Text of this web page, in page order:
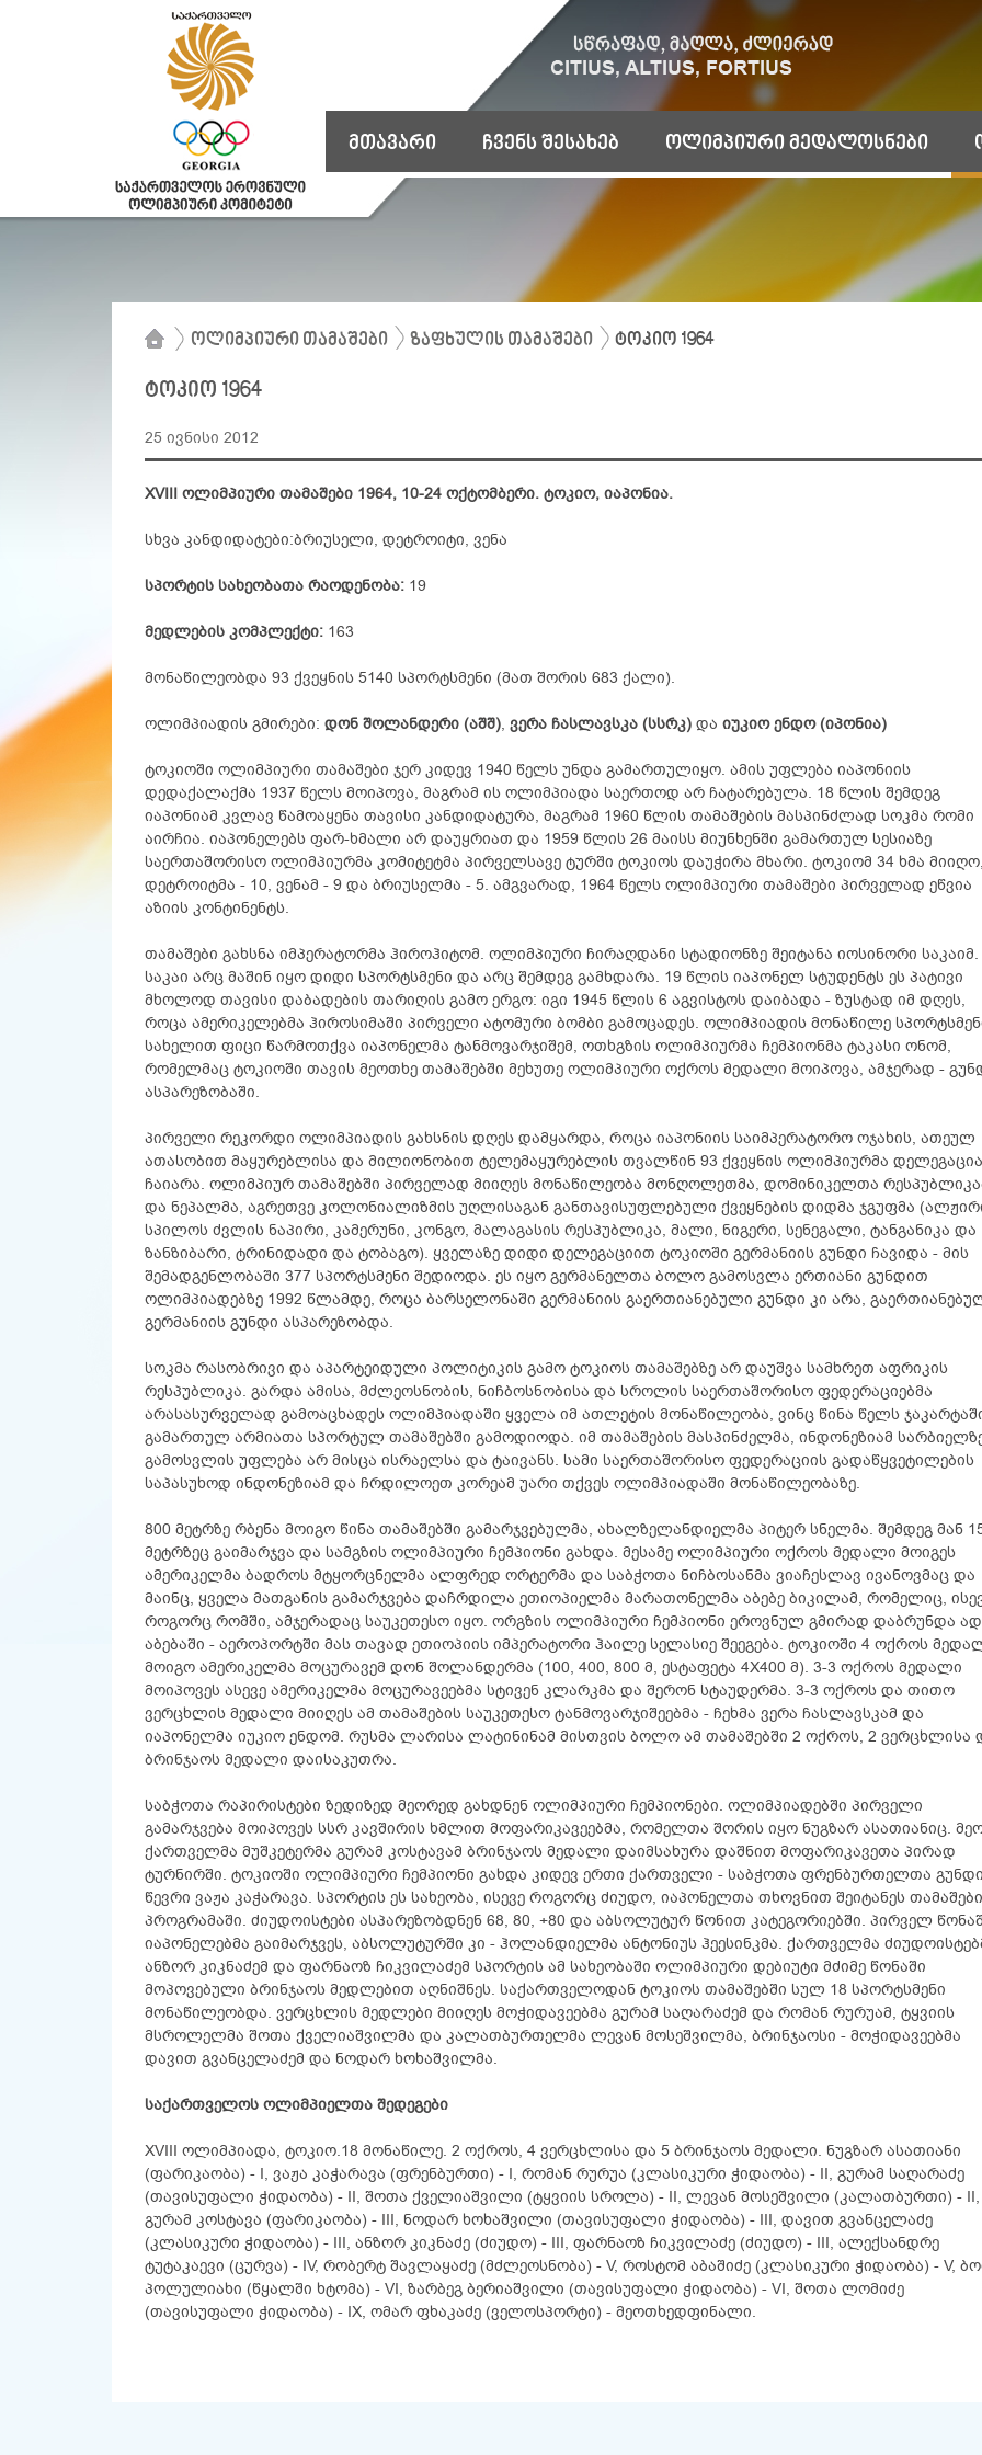
მთავარი ჩვენს შესახებ ოლიმპიური მედალოსნები
ოლიმპიური თამაშები ზაფხულის თამაშები ტოკიო 1964
ტოკიო 1964
25 ივნისი 2012
XVIII ოლიმპიური თამაშები 1964, 10-24 ოქტომბერი. ტოკიო, იაპონია.
სხვა კანდიდატები:ბრიუსელი, დეტროიტი, ვენა
სპორტის სახეობათა რაოდენობა: 19
მედლების კომპლექტი: 163
მონაწილეობდა 93 ქვეყნის 5140 სპორტსმენი (მათ შორის 683 ქალი).
ოლიმპიადის გმირები: დონ შოლანდერი (აშშ), ვერა ჩასლავსკა (სსრკ) და იუკიო ენდო (იპონია)
ტოკიოში ოლიმპიური თამაშები ჯერ კიდევ 1940 წელს უნდა გამართულიყო. ამის უფლება იაპონიის
დედაქალაქმა 1937 წელს მოიპოვა, მაგრამ ის ოლიმპიადა საერთოდ არ ჩატარებულა. 18 წლის შემდეგ
იაპონიამ კვლავ წამოაყენა თავისი კანდიდატურა, მაგრამ 1960 წლის თამაშების მასპინძლად სოკმა რომი
აირჩია. იაპონელებს ფარ-ხმალი არ დაუყრიათ და 1959 წლის 26 მაისს მიუნხენში გამართულ სესიაზე
საერთაშორისო ოლიმპიურმა კომიტეტმა პირველსავე ტურში ტოკიოს დაუჭირა მხარი. ტოკიომ 34 ხმა
დეტროიტმა - 10, ვენამ - 9 და ბრიუსელმა - 5. ამგვარად, 1964 წელს ოლიმპიური თამაშები პირველად ეწვია
აზიის კონტინენტს.
თამაშები გახსნა იმპერატორმა ჰიროჰიტომ. ოლიმპიური ჩირაღდანი სტადიონზე შეიტანა იოსინორი საკაიმ.
საკაი არც მაშინ იყო დიდი სპორტსმენი და არც შემდეგ გამხდარა. 19 წლის იაპონელ სტუდენტს ეს პატივი
მხოლოდ თავისი დაბადების თარიღის გამო ერგო: იგი 1945 წლის 6 აგვისტოს დაიბადა - ზუსტად იმ დღეს,
როცა ამერიკელებმა ჰიროსიმაში პირველი ატომური ბომბი გამოცადეს. ოლიმპიადის მონაწილე
სახელით ფიცი წარმოთქვა იაპონელმა ტანმოვარჯიშემ, ოთხგზის ოლიმპიურმა ჩემპიონმა ტაკასი ონომ,
რომელმაც ტოკიოში თავის მეოთხე თამაშებში მეხუთე ოლიმპიური ოქროს მედალი მოიპოვა, ამჯერად -
ასპარეზობაში.
პირველი რეკორდი ოლიმპიადის გახსნის დღეს დამყარდა, როცა იაპონიის საიმპერატორო ოჯახის, ათეულ
ათასობით მაყურებლისა და მილიონობით ტელემაყურებლის თვალწინ 93 ქვეყნის ოლიმპიურმა
ჩაიარა. ოლიმპიურ თამაშებში პირველად მიიღეს მონაწილეობა მონღოლეთმა, დომინიკელთა
და ნეპალმა, აგრეთვე კოლონიალიზმის უღლისაგან განთავისუფლებული ქვეყნების დიდმა ჯგუფმა
სპილოს ძვლის ნაპირი, კამერუნი, კონგო, მალაგასის რესპუბლიკა, მალი, ნიგერი, სენეგალი, ტანგანიკა და
ზანზიბარი, ტრინიდადი და ტობაგო). ყველაზე დიდი დელეგაციით ტოკიოში გერმანიის გუნდი ჩავიდა - მის
შემადგენლობაში 377 სპორტსმენი შედიოდა. ეს იყო გერმანელთა ბოლო გამოსვლა ერთიანი გუნდით
ოლიმპიადებზე 1992 წლამდე, როცა ბარსელონაში გერმანიის გაერთიანებული გუნდი კი არა,
გერმანიის გუნდი ასპარეზობდა.
სოკმა რასობრივი და აპარტეიდული პოლიტიკის გამო ტოკიოს თამაშებზე არ დაუშვა სამხრეთ აფრიკის
რესპუბლიკა. გარდა ამისა, მძლეოსნობის, ნიჩბოსნობისა და სროლის საერთაშორისო ფედერაციებმა
არასასურველად გამოაცხადეს ოლიმპიადაში ყველა იმ ათლეტის მონაწილეობა, ვინც წინა წელს
გამართულ არმიათა სპორტულ თამაშებში გამოდიოდა. იმ თამაშების მასპინძელმა, ინდონეზიამ
გამოსვლის უფლება არ მისცა ისრაელსა და ტაივანს. სამი საერთაშორისო ფედერაციის გადაწყვეტილების
საპასუხოდ ინდონეზიამ და ჩრდილოეთ კორეამ უარი თქვეს ოლიმპიადაში მონაწილეობაზე.
800 მეტრზე რბენა მოიგო წინა თამაშებში გამარჯვებულმა, ახალზელანდიელმა პიტერ სნელმა. შემდეგ მან
მეტრზეც გაიმარჯვა და სამგზის ოლიმპიური ჩემპიონი გახდა. მესამე ოლიმპიური ოქროს მედალი მოიგეს
ამერიკელმა ბადროს მტყორცნელმა ალფრედ ორტერმა და საბჭოთა ნიჩბოსანმა ვიაჩესლავ ივანოვმაც და
მაინც, ყველა მათგანის გამარჯვება დაჩრდილა ეთიოპიელმა მარათონელმა აბებე ბიკილამ, რომელიც,
როგორც რომში, ამჯერადაც საუკეთესო იყო. ორგზის ოლიმპიური ჩემპიონი ეროვნულ გმირად დაბრუნდა
აბებაში - აეროპორტში მას თავად ეთიოპიის იმპერატორი ჰაილე სელასიე შეეგება. ტოკიოში 4 ოქროს
მოიგო ამერიკელმა მოცურავემ დონ შოლანდერმა (100, 400, 800 მ, ესტაფეტა 4X400 მ). 3-3 ოქროს მედალი
მოიპოვეს ასევე ამერიკელმა მოცურავეებმა სტივენ კლარკმა და შერონ სტაუდერმა. 3-3 ოქროს და თითო
ვერცხლის მედალი მიიღეს ამ თამაშების საუკეთესო ტანმოვარჯიშეებმა - ჩეხმა ვერა ჩასლავსკამ და
იაპონელმა იუკიო ენდომ. რუსმა ლარისა ლატინინამ მისთვის ბოლო ამ თამაშებში 2 ოქროს, 2 ვერცხლისა
ბრინჯაოს მედალი დაისაკუთრა.
საბჭოთა რაპირისტები ზედიზედ მეორედ გახდნენ ოლიმპიური ჩემპიონები. ოლიმპიადებში პირველი
გამარჯვება მოიპოვეს სსრ კავშირის ხმლით მოფარიკავეებმა, რომელთა შორის იყო ნუგზარ ასათიანიც.
ქართველმა მუშკეტერმა გურამ კოსტავამ ბრინჯაოს მედალი დაიმსახურა დაშნით მოფარიკავეთა პირად
ტურნირში. ტოკიოში ოლიმპიური ჩემპიონი გახდა კიდევ ერთი ქართველი - საბჭოთა ფრენბურთელთა
წევრი ვაჟა კაჭარავა. სპორტის ეს სახეობა, ისევე როგორც ძიუდო, იაპონელთა თხოვნით შეიტანეს
პროგრამაში. ძიუდოისტები ასპარეზობდნენ 68, 80, +80 და აბსოლუტურ წონით კატეგორიებში. პირველ
იაპონელებმა გაიმარჯვეს, აბსოლუტურში კი - ჰოლანდიელმა ანტონიუს ჰეესინკმა. ქართველმა
ანზორ კიკნაძემ და ფარნაოზ ჩიკვილაძემ სპორტის ამ სახეობაში ოლიმპიური დებიუტი მძიმე წონაში
მოპოვებული ბრინჯაოს მედლებით აღნიშნეს. საქართველოდან ტოკიოს თამაშებში სულ 18 სპორტსმენი
მონაწილეობდა. ვერცხლის მედლები მიიღეს მოჭიდავეებმა გურამ საღარაძემ და რომან რურუამ, ტყვიის
მსროლელმა შოთა ქველიაშვილმა და კალათბურთელმა ლევან მოსეშვილმა, ბრინჯაოსი - მოჭიდავეებმა
დავით გვანცელაძემ და ნოდარ ხოხაშვილმა.
საქართველოს ოლიმპიელთა შედეგები
XVIII ოლიმპიადა, ტოკიო.18 მონაწილე. 2 ოქროს, 4 ვერცხლისა და 5 ბრინჯაოს მედალი. ნუგზარ ასათიანი
(ფარიკაობა) - I, ვაჟა კაჭარავა (ფრენბურთი) - I, რომან რურუა (კლასიკური ჭიდაობა) - II, გურამ საღარაძე
(თავისუფალი ჭიდაობა) - II, შოთა ქველიაშვილი (ტყვიის სროლა) - II, ლევან მოსეშვილი (კალათბურთი) - II,
გურამ კოსტავა (ფარიკაობა) - III, ნოდარ ხოხაშვილი (თავისუფალი ჭიდაობა) - III, დავით გვანცელაძე
(კლასიკური ჭიდაობა) - III, ანზორ კიკნაძე (ძიუდო) - III, ფარნაოზ ჩიკვილაძე (ძიუდო) - III, ალექსანდრე
ტუტაკაევი (ცურვა) - IV, რობერტ შავლაყაძე (მძლეოსნობა) - V, როსტომ აბაშიძე (კლასიკური ჭიდაობა) - V,
პოლულიახი (წყალში ხტომა) - VI, ზარბეგ ბერიაშვილი (თავისუფალი ჭიდაობა) - VI, შოთა ლომიძე
(თავისუფალი ჭიდაობა) - IX, ომარ ფხაკაძე (ველოსპორტი) - მეოთხედფინალი.